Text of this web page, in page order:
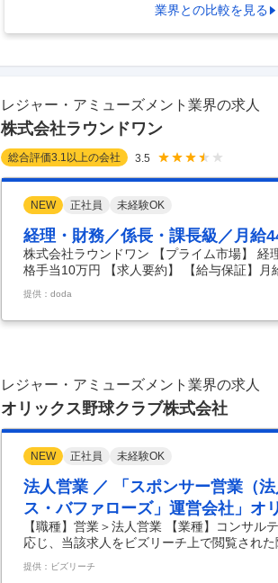
業界との比較を見る
レジャー・アミューズメント業界の求人
株式会社ラウンドワン
総合評価3.1 以上の会社 3.5
NEW 正社員 未経験OK
経理・財務／係長・課長級／月給
株式会社ラウンドワン 【プライム市場】 経
格手当10万円 【求人要約】 【給与保証】月
群】業界トップクラスの業績を誇る成長企
81％ ＼ラウンドワンでステップアップ！
験を活かし月給44万円～ ■係長or課長スタ
ンドワン」。 世界中の人々を笑顔にしたい
提供：doda
レジャー・アミューズメント業界の求人
オリックス野球クラブ株式会社
NEW 正社員 未経験OK
法人営業 ／ 「スポンサー営業（
ス・バファローズ」運営会社」オ
ツを起点とした無形商材の提案
値創出型の営業職に挑戦しません
【職種】営業＞法人営業 【業種】コンサ
応じ、当該求人をビズリーチ上で閲覧され
いて 日本プロ野球機構（NPB）に所属す
地とする「オリックス・バファローズ」の
提供：ビズリーチ